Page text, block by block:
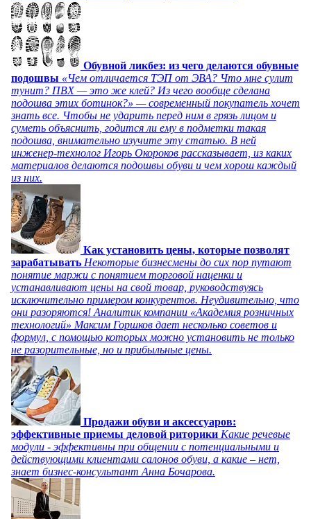
Обувной ликбез: из чего делаются обувные
подошвы «Чем отличается ТЭП от ЭВА? Что мне сулит
тунит? ПВХ — это же клей? Из чего вообще сделана
подошва этих ботинок?» — современный покупатель хочет
знать все. Чтобы не ударить перед ним в грязь лицом и
суметь объяснить, годится ли ему в подметки такая
подошва, внимательно изучите эту статью. В ней
инженер-технолог Игорь Окороков рассказывает, из каких
материалов делаются подошвы обуви и чем хорош каждый
из них.
Как установить цены, которые позволят
зарабатывать Некоторые бизнесмены до сих пор путают
понятие маржи с понятием торговой наценки и
устанавливают цены на свой товар, руководствуясь
исключительно примером конкурентов. Неудивительно, что
они разоряются! Аналитик компании «Академия розничных
технологий» Максим Горшков дает несколько советов и
формул, с помощью которых можно установить не только
не разорительные, но и прибыльные цены.
Продажи обуви и аксессуаров:
эффективные приемы деловой риторики Какие речевые
модули - эффективны при общении с потенциальными и
действующими клиентами салонов обуви, а какие – нет,
знает бизнес-консультант Анна Бочарова.